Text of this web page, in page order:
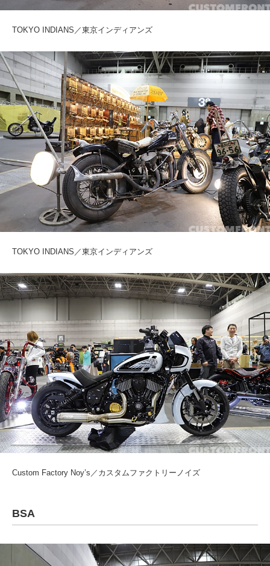
TOKYO INDIANS／東京インディアンズ
TOKYO INDIANS／東京インディアンズ
Custom Factory Noy’s／カスタムファクトリーノイズ
BSA